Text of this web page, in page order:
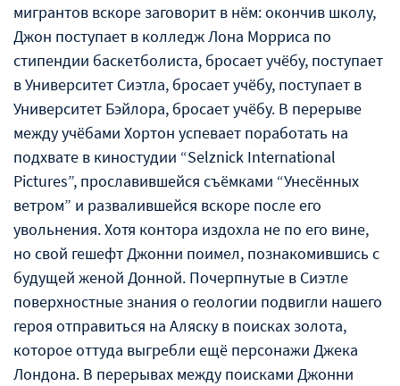
мигрантов вскоре заговорит в нём: окончив школу,
Джон поступает в колледж Лона Морриса по
стипендии баскетболиста, бросает учёбу, поступает
в Университет Сиэтла, бросает учёбу, поступает в
Университет Бэйлора, бросает учёбу. В перерыве
между учёбами Хортон успевает поработать на
подхвате в киностудии “Selznick International
Pictures”, прославившейся съёмками “Унесённых
ветром” и развалившейся вскоре после его
увольнения. Хотя контора издохла не по его вине,
но свой гешефт Джонни поимел, познакомившись с
будущей женой Донной. Почерпнутые в Сиэтле
поверхностные знания о геологии подвигли нашего
героя отправиться на Аляску в поисках золота,
которое оттуда выгребли ещё персонажи Джека
Лондона. В перерывах между поисками Джонни